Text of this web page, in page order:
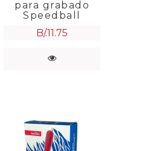
para grabado
Speedball
B/.11.75